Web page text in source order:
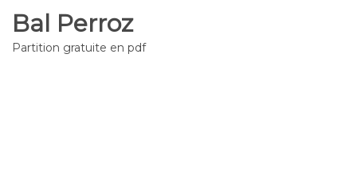
Bal Perroz
Partition gratuite en pdf